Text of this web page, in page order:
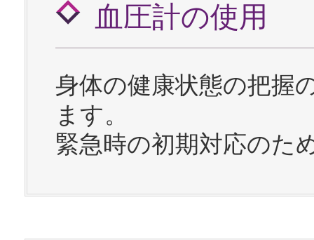
血圧計の使用
身体の健康状態の把握
ます。
緊急時の初期対応のた